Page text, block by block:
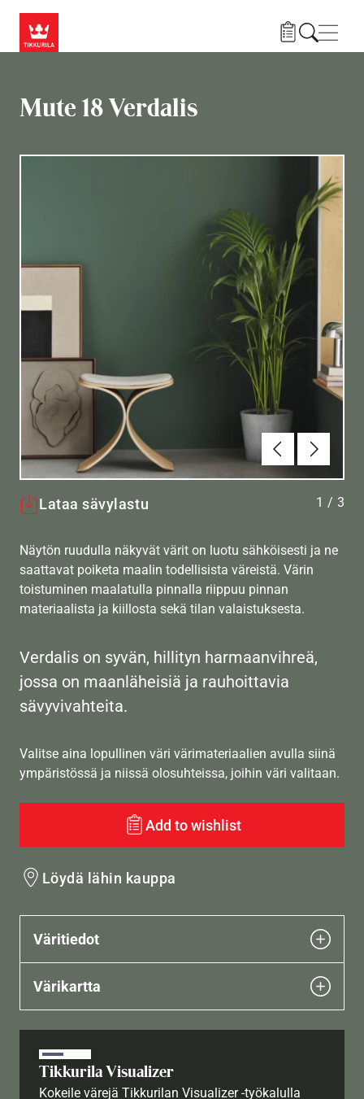
Mute 18 Verdalis
Edellinen
Lataa sävylastu 1 / 3
Näytön ruudulla näkyvät värit on luotu sähköisesti ja ne
saattavat poiketa maalin todellisista väreistä. Värin
toistuminen maalatulla pinnalla riippuu pinnan
materiaalista ja kiillosta sekä tilan valaistuksesta.
Verdalis on syvän, hillityn harmaanvihreä,
jossa on maanläheisiä ja rauhoittavia
sävyvivahteita.
Valitse aina lopullinen väri värimateriaalien avulla siinä
ympäristössä ja niissä olosuhteissa, joihin väri valitaan.
Add to wishlist
Löydä lähin kauppa
Väritiedot
Värikartta
Tikkurila Visualizer
Kokeile värejä Tikkurilan Visualizer -työkalulla